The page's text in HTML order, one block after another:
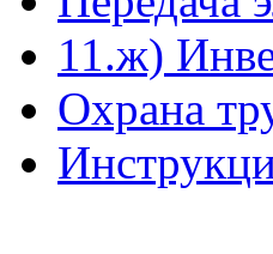
11.ж)
Охрана